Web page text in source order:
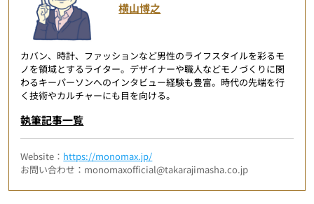
横山博之
カバン、時計、ファッションなど男性のライフスタイルを彩るモ
ノを領域とするライター。デザイナーや職人などモノづくりに関
わるキーパーソンへのインタビュー経験も豊富。時代の先端を行
く技術やカルチャーにも目を向ける。
執筆記事一覧
Website： https://monomax.jp/
お問い合わせ：monomaxofficial@takarajimasha.co.jp